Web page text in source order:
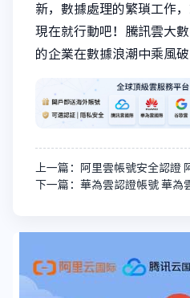
新，數據處理的繁瑣工作，
現在就行動吧！騰訊雲大
的企業在數據浪潮中乘風破
上一篇：阿里雲帳號安全認證
下一篇：華為雲認證帳號 華為